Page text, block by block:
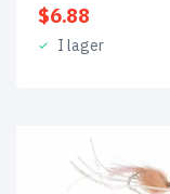
$6.88
I lager